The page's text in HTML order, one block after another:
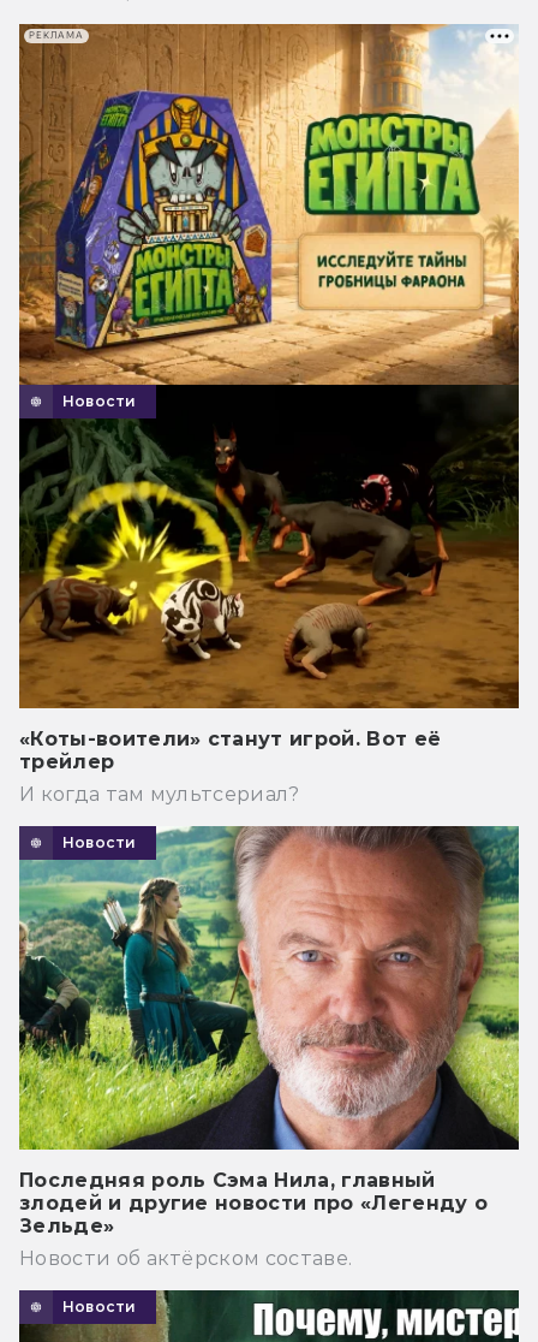
Новости
«Коты-воители» станут игрой. Вот её
трейлер
И когда там мультсериал?
Новости
Последняя роль Сэма Нила, главный
злодей и другие новости про «Легенду о
Зельде»
Новости об актёрском составе.
Новости
РЕКЛАМА